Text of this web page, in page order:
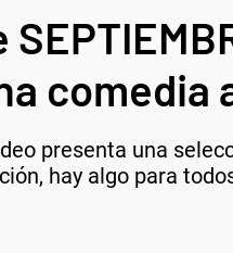
comedia
presenta una
hay algo para